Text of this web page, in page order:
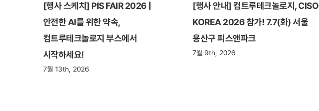
[행사 스케치] PIS FAIR 2026 |
안전한 AI를 위한 약속,
컴트루테크놀로지 부스에서
시작하세요!
7월 13th, 2026
[행사 안내] 컴트루테크놀로지, CISO
KOREA 2026 참가! 7.7(화) 서울
용산구 피스앤파크
7월 9th, 2026